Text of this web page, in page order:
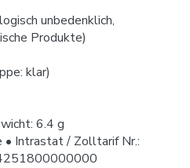
unbedenklich,
Produkte)
klar)
6.4 g
• Intrastat / Zolltarif Nr.: